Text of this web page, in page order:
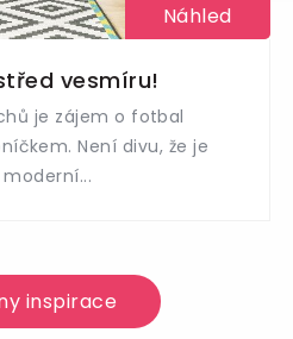
Náhled
vesmíru!
je zájem o fotbal
Není divu, že je
inspirace